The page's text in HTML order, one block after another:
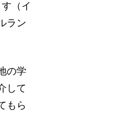
（イ
ラン
の学
して
もら